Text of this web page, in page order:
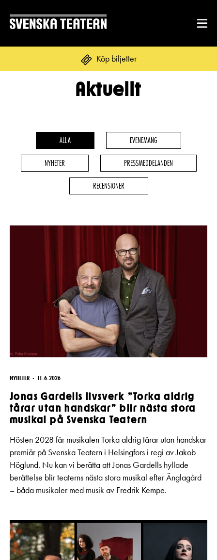
Köp biljetter
Svenska
Unga
DITT BESÖK
Mat & dryck
GRUPPER & FÖRETAG
Pedagognätverk & skolgrupper
Kontaktuppgifter
Svenska Teatern Live
Aktuellt
ALLA EVENEMANG
NYHETER PRESSMEDDELANDEN
RECENSIONER
NYHETER 11.6.2026
Jonas Gardells livsverk ”Torka aldrig
tårar utan handskar” blir nästa stora
musikal på Svenska Teatern
Hösten 2028 får musikalen Torka aldrig tårar utan handskar
premiär på Svenska Teatern i Helsingfors i regi av Jakob
Höglund. Nu kan vi berätta att Jonas Gardells hyllade
berättelse blir teaterns nästa stora musikal efter Änglagård
– båda musikaler med musik av Fredrik Kempe.